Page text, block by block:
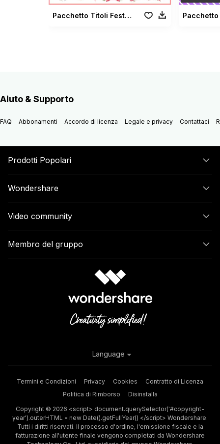
Pacchetto Titoli Festa della Mamma
Aiuto & Supporto
FAQ Abbonamenti Accordo di licenza Legale e privacy Contattaci
Prodotti Popolari
Wondershare
Video community
Membro del gruppo
Termini e Condizioni Privacy Cookies
Contratto di Licenza
Politica di Rimborso
Disinstalla
Copyright © 2026 <script> document.querySelector('#copyright-
year').outerHTML = new Date().getFullYear() </script> Wondershare.
Tutti i diritti riservati. Il processo d'ordine, l'emissione fiscale e la
fatturazione all'utente finale vengono completati da Wondershare
Language